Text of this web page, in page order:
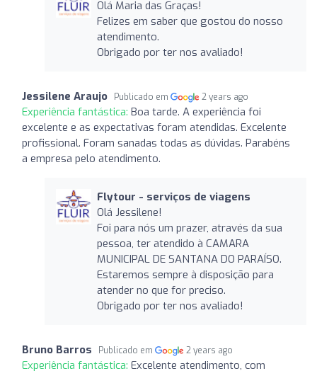
Olá Maria das Graças!
Felizes em saber que gostou do nosso
atendimento.
Obrigado por ter nos avaliado!
Jessilene Araujo Publicado em 2 years ago
Experiência fantástica: Boa tarde. A experiência foi
excelente e as expectativas foram atendidas. Excelente
profissional. Foram sanadas todas as dúvidas. Parabéns
a empresa pelo atendimento.
Flytour - serviços de viagens
Olá Jessilene!
Foi para nós um prazer, através da sua
pessoa, ter atendido à CAMARA
MUNICIPAL DE SANTANA DO PARAÍSO.
Estaremos sempre à disposição para
atender no que for preciso.
Obrigado por ter nos avaliado!
Bruno Barros Publicado em 2 years ago
Experiência fantástica: Excelente atendimento, com